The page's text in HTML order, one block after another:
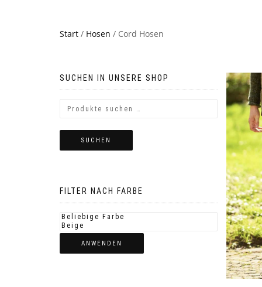
Start / Hosen / Cord Hosen
SUCHEN IN UNSERE SHOP
SUCHEN
FILTER NACH FARBE
ANWENDEN